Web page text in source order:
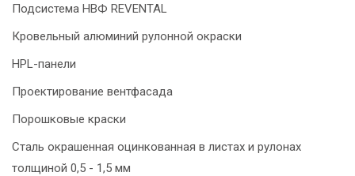
Подсистема НВФ REVENTAL
Кровельный алюминий рулонной окраски
HPL-панели
Проектирование вентфасада
Порошковые краски
Сталь окрашенная оцинкованная в листах и рулонах
толщиной 0,5 - 1,5 мм